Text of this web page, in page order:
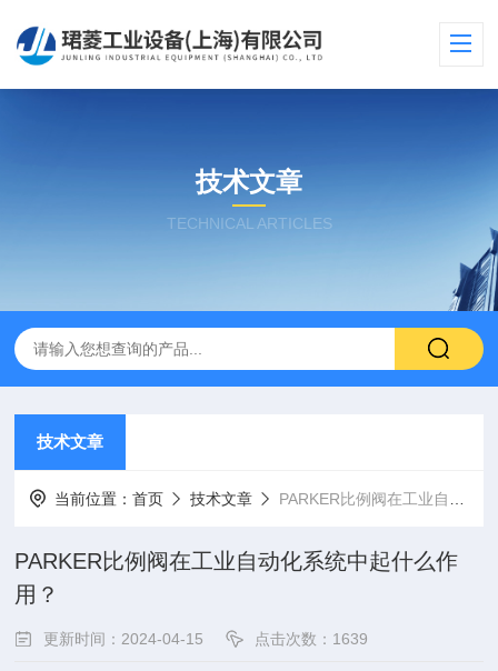
技术文章
TECHNICAL ARTICLES
技术文章
当前位置：首页 技术文章 PARKER比例阀在工业自动化系统中起什么作用？
PARKER比例阀在工业自动化系统中起什么作
用？
更新时间：2024-04-15 点击次数：1639